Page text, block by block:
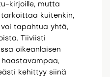
kirjoille, mutta
kuitenkin,
tapahtua yhtä,
Tiiviisti
oikeanlaisen
kehittyy siinä